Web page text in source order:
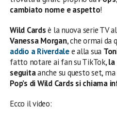
cambiato nome e aspetto!
Wild Cardsè la nuova serie TV
Vanessa Morgan, che ormai da
addio aRiverdalee alla sua
fatto notare ai fan su TikTok,la
seguitaanche su questo set,
Pop’s di Wild Cards si chiama
Ecco il video: